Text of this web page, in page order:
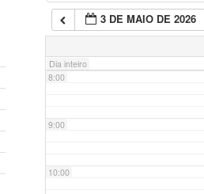
3 DE MAIO DE 2026
Dia inteiro
7:00
8:00
9:00
10:00